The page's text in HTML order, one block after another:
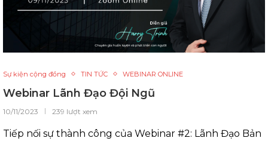
Sự kiện cộng đồng TIN TỨC WEBINAR ONLINE
Webinar Lãnh Đạo Đội Ngũ
10/11/2023 239 lượt xem
Tiếp nối sự thành công của Webinar #2: Lãnh Đạo Bản